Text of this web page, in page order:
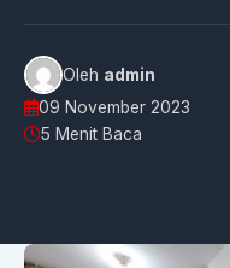
Oleh admin
09 November 2023
5 Menit Baca